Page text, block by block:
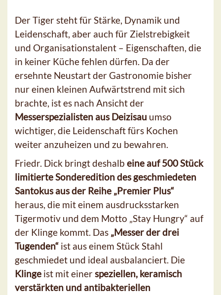
Der Tiger steht für Stärke, Dynamik und
Leidenschaft, aber auch für Zielstrebigkeit
und Organisationstalent – Eigenschaften, die
in keiner Küche fehlen dürfen. Da der
ersehnte Neustart der Gastronomie bisher
nur einen kleinen Aufwärtstrend mit sich
brachte, ist es nach Ansicht der
Messerspezialisten aus Deizisau umso
wichtiger, die Leidenschaft fürs Kochen
weiter anzuheizen und zu bewahren.
Friedr. Dick bringt deshalb eine auf 500 Stück
limitierte Sonderedition des geschmiedeten
Santokus aus der Reihe „Premier Plus“
heraus, die mit einem ausdrucksstarken
Tigermotiv und dem Motto „Stay Hungry“ auf
der Klinge kommt. Das „Messer der drei
Tugenden“ ist aus einem Stück Stahl
geschmiedet und ideal ausbalanciert. Die
Klinge ist mit einerspeziellen, keramisch
verstärkten und antibakteriellen